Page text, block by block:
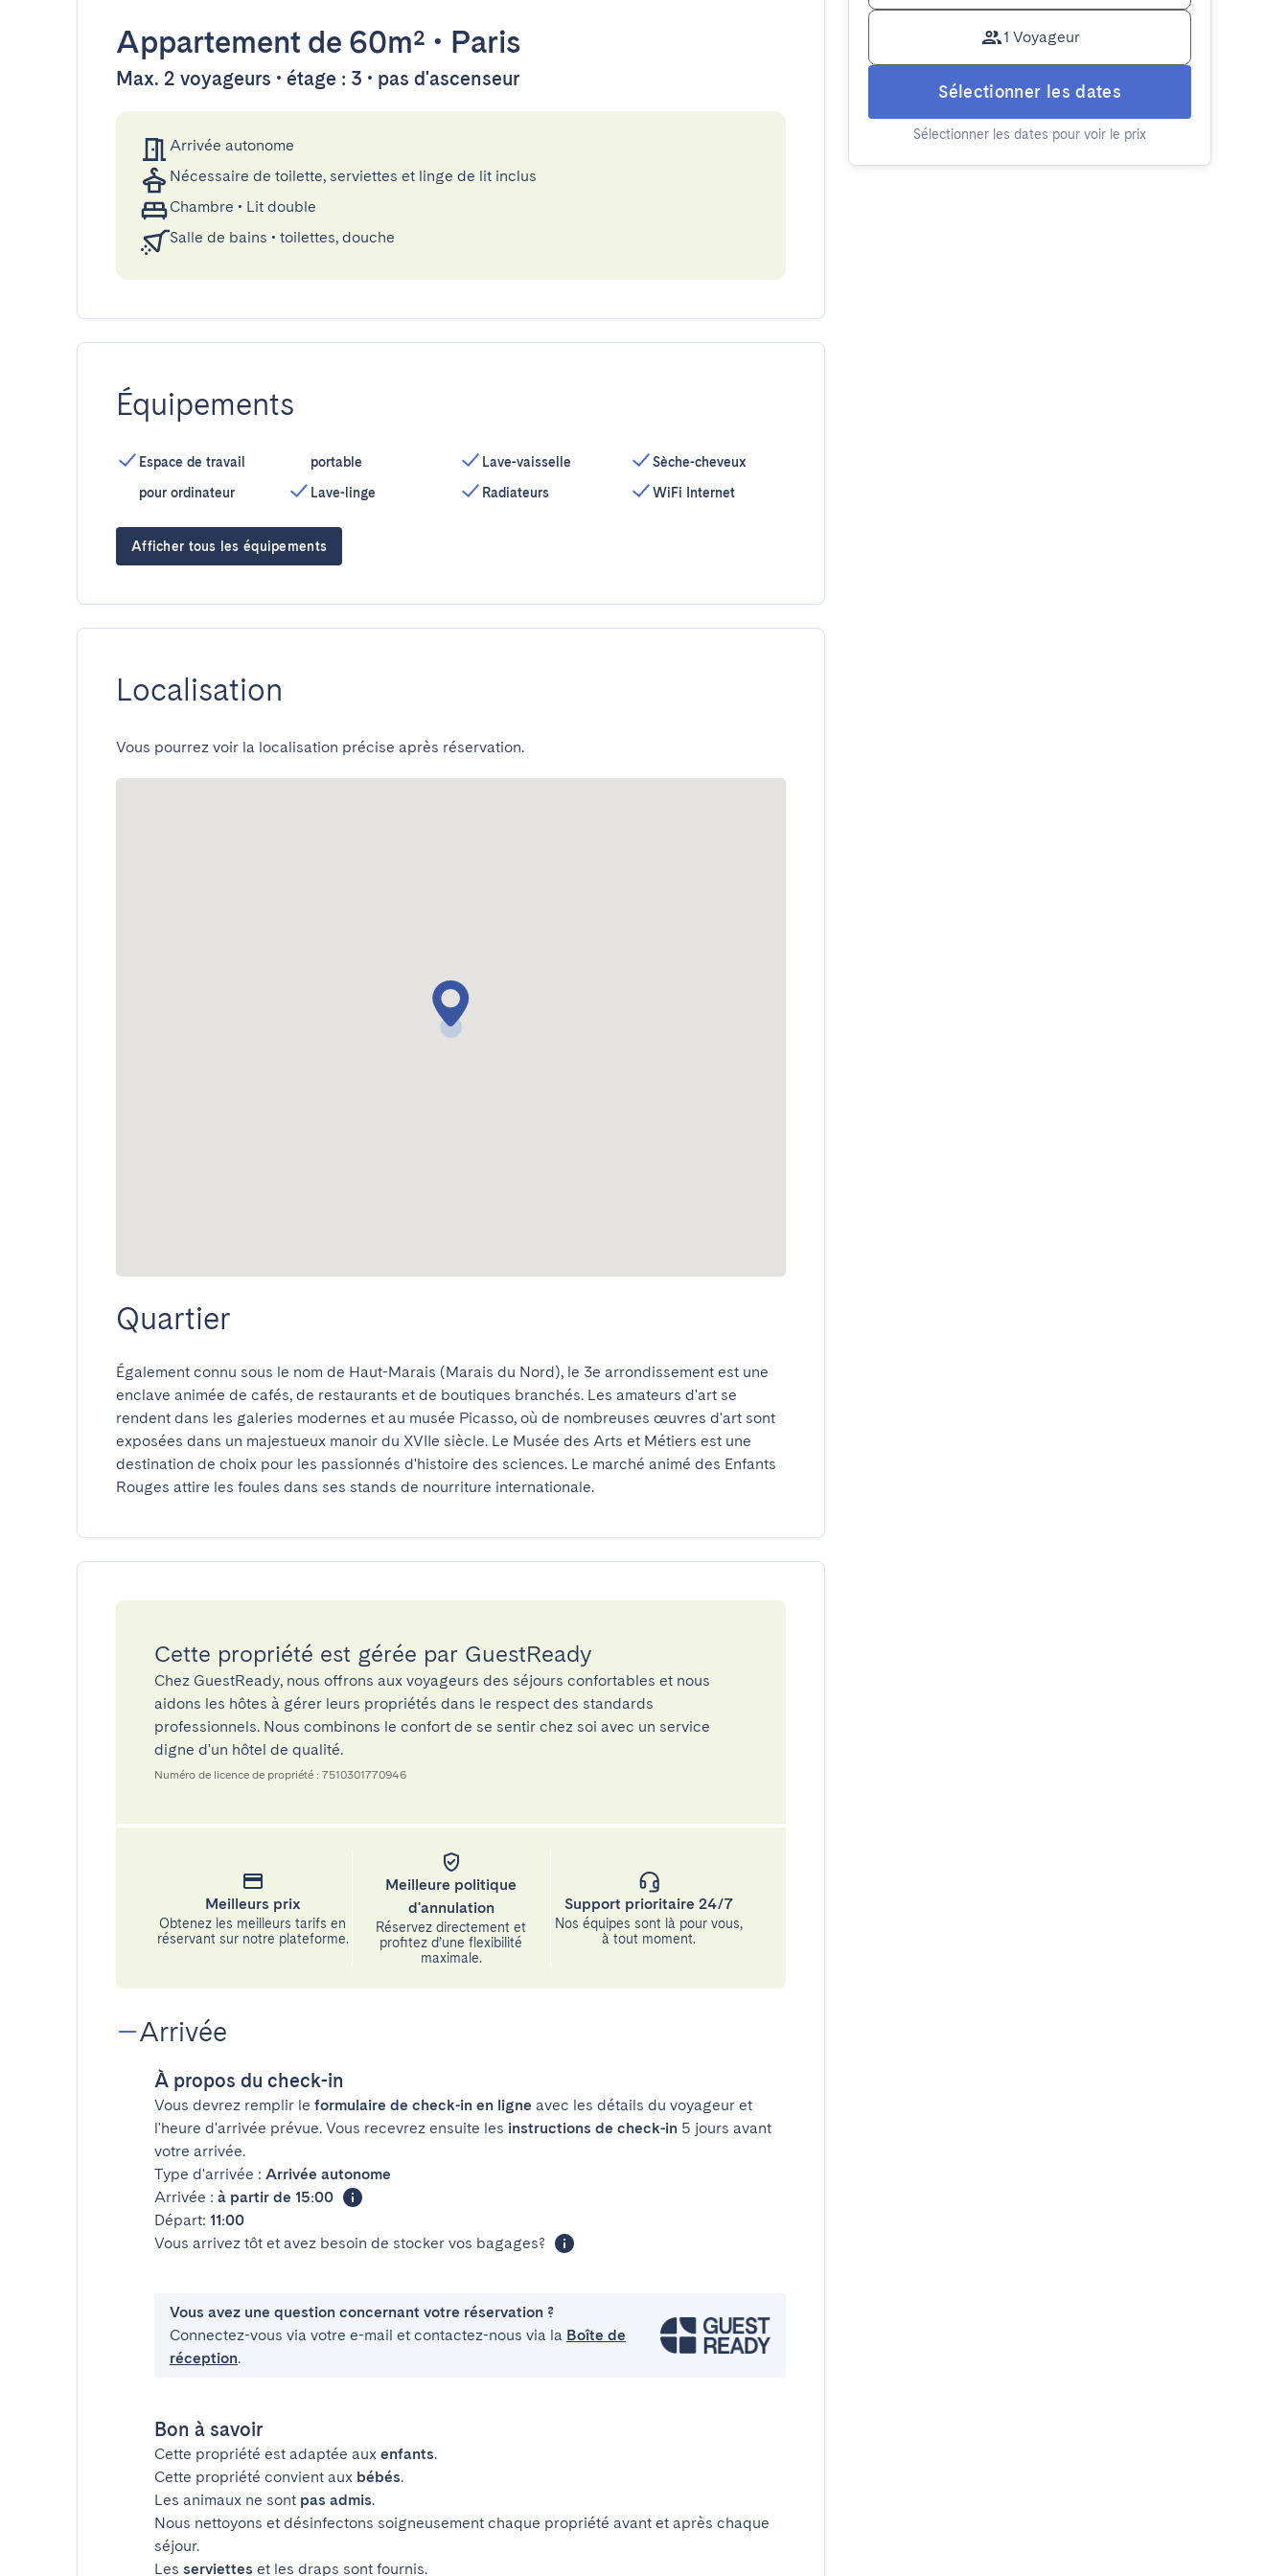
Appartement de 60m² • Paris
Max. 2 voyageurs • étage : 3 • pas d'ascenseur
Arrivée autonome
Nécessaire de toilette, serviettes et linge de lit inclus
Chambre • Lit double
Salle de bains • toilettes, douche
Équipements
Espace de travail
pour ordinateur
portable
Lave-linge
Lave-vaisselle
Radiateurs
Sèche-cheveux
WiFi Internet
Afficher tous les équipements
Localisation
Vous pourrez voir la localisation précise après réservation.
Quartier
Également connu sous le nom de Haut-Marais (Marais du Nord), le 3e arrondissement est une
enclave animée de cafés, de restaurants et de boutiques branchés. Les amateurs d'art se
rendent dans les galeries modernes et au musée Picasso, où de nombreuses œuvres d'art sont
exposées dans un majestueux manoir du XVIIe siècle. Le Musée des Arts et Métiers est une
destination de choix pour les passionnés d'histoire des sciences. Le marché animé des Enfants
Rouges attire les foules dans ses stands de nourriture internationale.
Cette propriété est gérée par GuestReady
Chez GuestReady, nous offrons aux voyageurs des séjours confortables et nous
aidons les hôtes à gérer leurs propriétés dans le respect des standards
professionnels. Nous combinons le confort de se sentir chez soi avec un service
digne d'un hôtel de qualité.
Numéro de licence de propriété : 7510301770946
Meilleurs prix
Obtenez les meilleurs tarifs en
réservant sur notre plateforme.
Meilleure politique
d'annulation
Réservez directement et
profitez d’une flexibilité
maximale.
Support prioritaire 24/7
Nos équipes sont là pour vous,
à tout moment.
Arrivée
À propos du check-in
Vous devrez remplir le formulaire de check-in en ligne avec les détails du voyageur et
l'heure d'arrivée prévue. Vous recevrez ensuite les instructions de check-in 5 jours avant
votre arrivée.
Type d'arrivée : Arrivée autonome
Arrivée : à partir de 15:00
Départ: 11:00
Vous arrivez tôt et avez besoin de stocker vos bagages?
Vous avez une question concernant votre réservation ?
Connectez-vous via votre e-mail et contactez-nous via la Boîte de
réception.
Bon à savoir
Cette propriété est adaptée aux enfants.
Cette propriété convient aux bébés.
Les animaux ne sont pas admis.
Nous nettoyons et désinfectons soigneusement chaque propriété avant et après chaque
séjour.
Les serviettes et les draps sont fournis.
1 Voyageur
Sélectionner les dates
Sélectionner les dates pour voir le prix